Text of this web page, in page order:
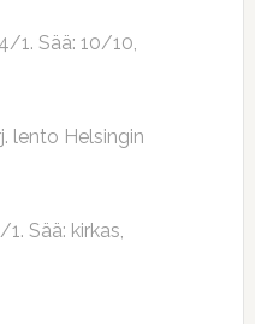
1. Sää: 10/10,
lento Helsingin
Sää: kirkas,